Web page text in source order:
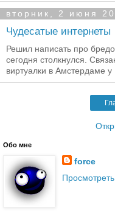
вторник, 2 июня
Чудесатые интернеты
Решил написать про
сегодня столкнулся.
виртуалки в Амстердаме у
Обо мне
force